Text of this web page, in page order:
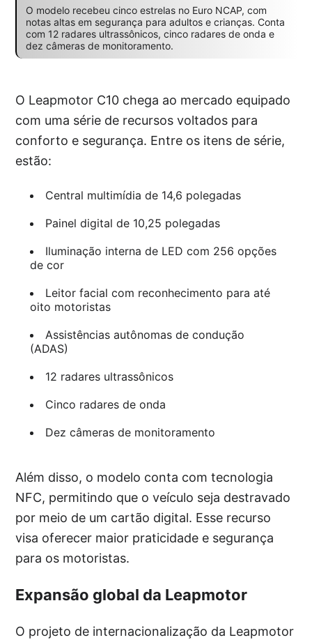
O modelo recebeu cinco estrelas no Euro NCAP, com
notas altas em segurança para adultos e crianças. Conta
com 12 radares ultrassônicos, cinco radares de onda e
dez câmeras de monitoramento.
O Leapmotor C10 chega ao mercado equipado
com uma série de recursos voltados para
conforto e segurança. Entre os itens de série,
estão:
Central multimídia de 14,6 polegadas
Painel digital de 10,25 polegadas
Iluminação interna de LED com 256 opções
de cor
Leitor facial com reconhecimento para até
oito motoristas
Assistências autônomas de condução
(ADAS)
12 radares ultrassônicos
Cinco radares de onda
Dez câmeras de monitoramento
Além disso, o modelo conta com tecnologia
NFC, permitindo que o veículo seja destravado
por meio de um cartão digital. Esse recurso
visa oferecer maior praticidade e segurança
para os motoristas.
Expansão global da Leapmotor
O projeto de internacionalização da Leapmotor